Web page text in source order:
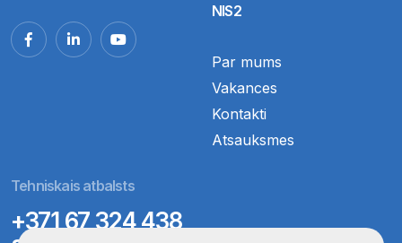
NIS2
Par mums
Vakances
Kontakti
Atsauksmes
Tehniskais atbalsts
+371 67 324 438